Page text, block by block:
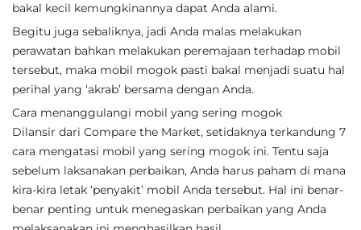
bakal kecil kemungkinannya dapat Anda alami.
Begitu juga sebaliknya, jadi Anda malas melakukan
perawatan bahkan melakukan peremajaan terhadap mobil
tersebut, maka mobil mogok pasti bakal menjadi suatu hal
perihal yang ‘akrab’ bersama dengan Anda.
Cara menanggulangi mobil yang sering mogok
Dilansir dari Compare the Market, setidaknya terkandung 7
cara mengatasi mobil yang sering mogok ini. Tentu saja
sebelum laksanakan perbaikan, Anda harus paham di mana
kira-kira letak ‘penyakit’ mobil Anda tersebut. Hal ini benar-
benar penting untuk menegaskan perbaikan yang Anda